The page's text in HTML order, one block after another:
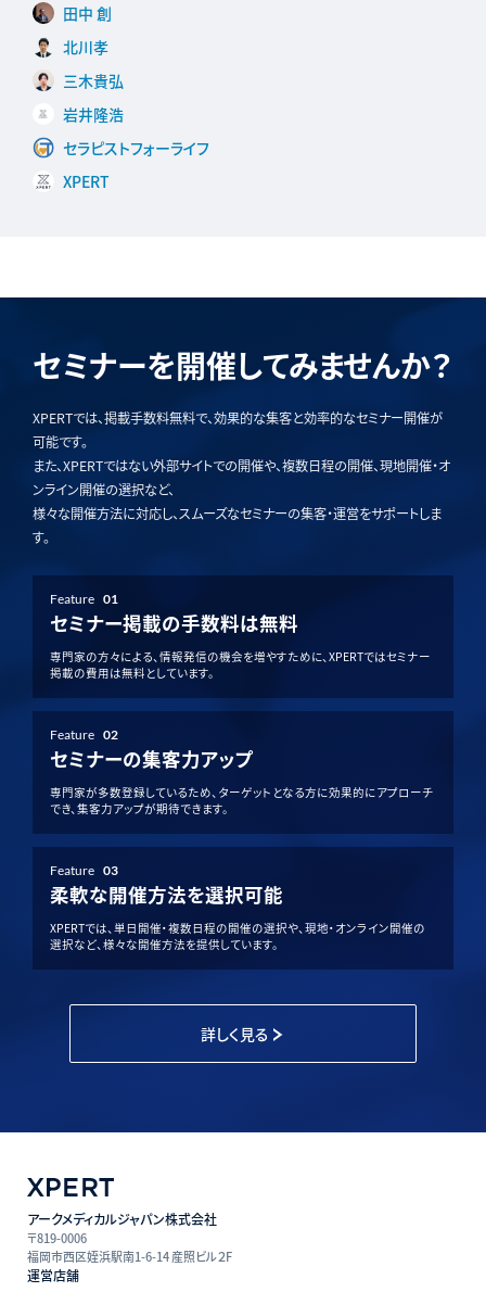
田中 創
北川孝
三木貴弘
岩井隆浩
セラピストフォーライフ
XPERT
セミナーを開催してみませんか？
XPERTでは、掲載手数料無料で、効果的な集客と効率的なセミナー開催が
可能です。
また、XPERTではない外部サイトでの開催や、複数日程の開催、現地開催・オ
ンライン開催の選択など、
様々な開催方法に対応し、スムーズなセミナーの集客・運営をサポートしま
す。
Feature 01
セミナー掲載の手数料は無料
専門家の方々による、情報発信の機会を増やすために、XPERTではセミナー
掲載の費用は無料としています。
Feature 02
セミナーの集客力アップ
専門家が多数登録しているため、ターゲットとなる方に効果的にアプローチ
でき、集客力アップが期待できます。
Feature 03
柔軟な開催方法を選択可能
XPERTでは、単日開催・複数日程の開催の選択や、現地・オンライン開催の
選択など、様々な開催方法を提供しています。
詳しく見る
アークメディカルジャパン株式会社
〒819-0006
福岡市西区姪浜駅南1-6-14 産照ビル２F
運営店舗